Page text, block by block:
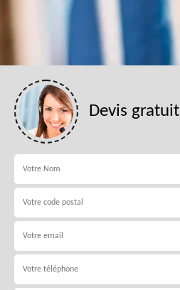
Devis gratuit